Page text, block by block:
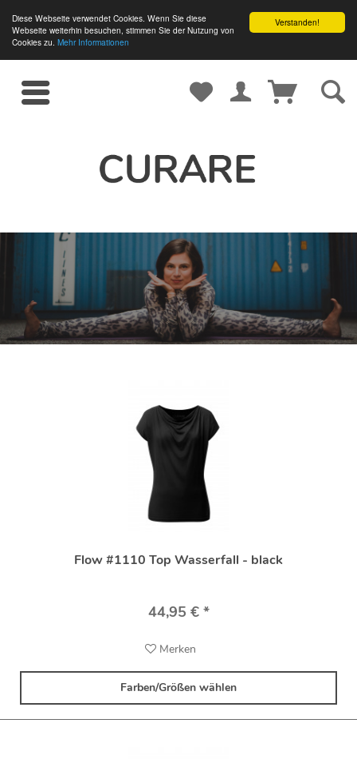
Verstanden!
Diese Webseite verwendet Cookies. Wenn Sie diese
Webseite weiterhin besuchen, stimmen Sie der Nutzung von
Cookies zu. Mehr Informationen
Flow #1110 Top Wasserfall - black
44,95 € *
Merken
Farben/Größen wählen